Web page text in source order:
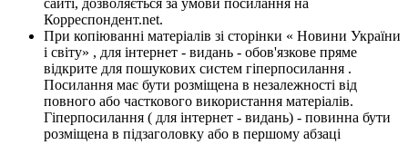
сайті, дозволяється за умови посилання на
Корреспондент.net.
При копіюванні матеріалів зі сторінки « Новини України
і світу» , для інтернет - видань - обов'язкове пряме
відкрите для пошукових систем гіперпосилання .
Посилання має бути розміщена в незалежності від
повного або часткового використання матеріалів.
Гіперпосилання ( для інтернет - видань) - повинна бути
розміщена в підзаголовку або в першому абзаці